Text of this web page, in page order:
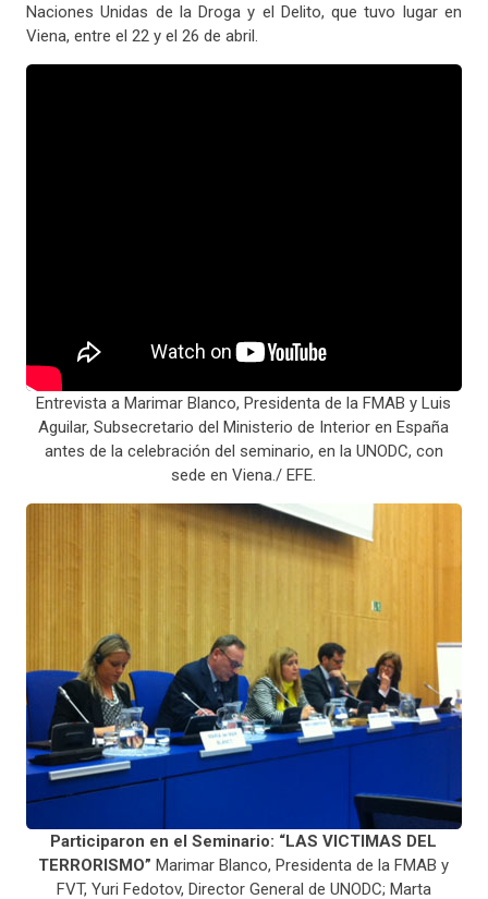
Naciones Unidas de la Droga y el Delito, que tuvo lugar en
Viena, entre el 22 y el 26 de abril.
Entrevista a Marimar Blanco, Presidenta de la FMAB y Luis
Aguilar, Subsecretario del Ministerio de Interior en España
antes de la celebración del seminario, en la UNODC, con
sede en Viena./ EFE.
Participaron en el Seminario: “LAS VICTIMAS DEL
TERRORISMO” Marimar Blanco, Presidenta de la FMAB y
FVT, Yuri Fedotov, Director General de UNODC; Marta